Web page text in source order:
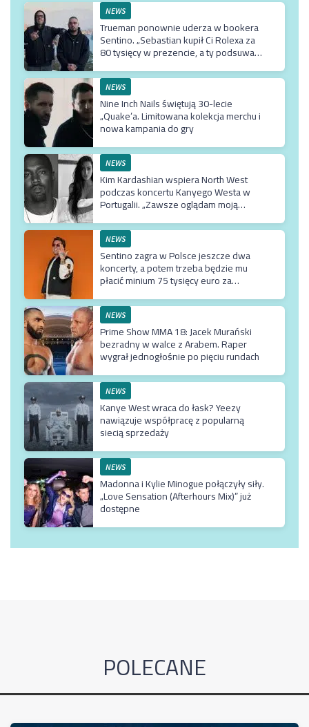
NEWS
Trueman ponownie uderza w bookera
Sentino. „Sebastian kupił Ci Rolexa za
80 tysięcy w prezencie, a ty podsuwasz
NEWS
Nine Inch Nails świętują 30-lecie
„Quake’a. Limitowana kolekcja merchu i
nowa kampania do gry
NEWS
Kim Kardashian wspiera North West
podczas koncertu Kanyego Westa w
Portugalii. „Zawsze oglądam moją
NEWS
Sentino zagra w Polsce jeszcze dwa
koncerty, a potem trzeba będzie mu
płacić minium 75 tysięcy euro za
NEWS
Prime Show MMA 18: Jacek Murański
bezradny w walce z Arabem. Raper
wygrał jednogłośnie po pięciu rundach
NEWS
Kanye West wraca do łask? Yeezy
nawiązuje współpracę z popularną
siecią sprzedaży
NEWS
Madonna i Kylie Minogue połączyły siły.
„Love Sensation (Afterhours Mix)” już
dostępne
POLECANE